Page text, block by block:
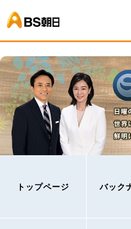
トップページ バック